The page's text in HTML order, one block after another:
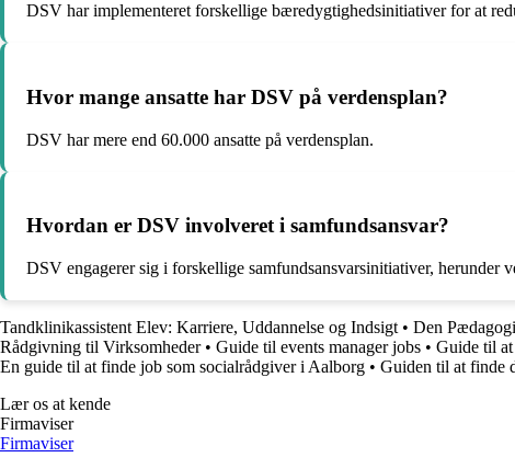
DSV har implementeret forskellige bæredygtighedsinitiativer for at
Hvor mange ansatte har DSV på verdensplan?
DSV har mere end 60.000 ansatte på verdensplan.
Hvordan er DSV involveret i samfundsansvar?
DSV engagerer sig i forskellige samfundsansvarsinitiativer, herunder
Tandklinikassistent Elev: Karriere, Uddannelse og Indsigt • Den
Rådgivning til Virksomheder• Guide til events manager jobs • Guide til
En guide til at finde job som socialrådgiver i Aalborg • Guiden til at finde
Lær os at kende
Firmaviser
Firmaviser